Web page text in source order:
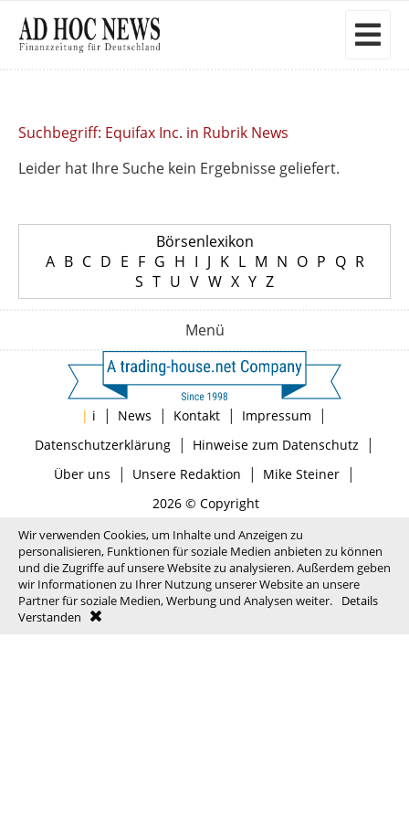
Suchbegriff: Equifax Inc. in Rubrik News
Leider hat Ihre Suche kein Ergebnisse geliefert.
Börsenlexikon
A B C D E F G H I J K L M N O P Q R
S T U V W X Y Z
Menü
| i | News | Kontakt | Impressum |
Datenschutzerklärung| Hinweise zum Datenschutz |
Über uns | Unsere Redaktion | Mike Steiner|
2026 © Copyright
Wir verwenden Cookies, um Inhalte und Anzeigen zu
personalisieren, Funktionen für soziale Medien anbieten zu können
und die Zugriffe auf unsere Website zu analysieren. Außerdem geben
wir Informationen zu Ihrer Nutzung unserer Website an unsere
Partner für soziale Medien, Werbung und Analysen weiter.
Details
Verstanden